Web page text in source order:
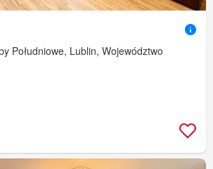
Południowe, Lublin, Województwo